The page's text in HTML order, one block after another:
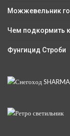
Можжевельник
Чем подкормить
Фунгицид Строби